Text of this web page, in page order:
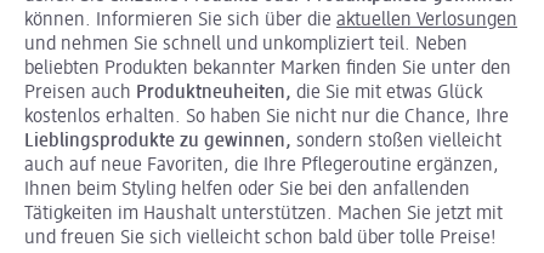
können. Informieren Sie sich über die aktuellen Verlosungen
und nehmen Sie schnell und unkompliziert teil. Neben
beliebten Produkten bekannter Marken finden Sie unter den
Preisen auch Produktneuheiten, die Sie mit etwas Glück
kostenlos erhalten. So haben Sie nicht nur die Chance, Ihre
Lieblingsprodukte zu gewinnen, sondern stoßen vielleicht
auch auf neue Favoriten, die Ihre Pflegeroutine ergänzen,
Ihnen beim Styling helfen oder Sie bei den anfallenden
Tätigkeiten im Haushalt unterstützen. Machen Sie jetzt mit
und freuen Sie sich vielleicht schon bald über tolle Preise!